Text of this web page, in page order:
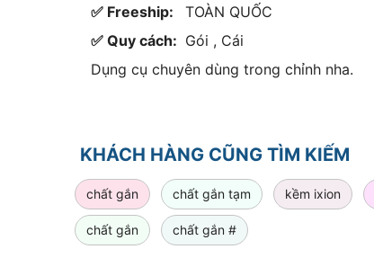
✅ Freeship:
TOÀN QUỐC
✅ Quy cách: Gói , Cái
Dụng cụ chuyên dùng trong chỉnh nha.
KHÁCH HÀNG CŨNG TÌM KIẾM
chất gắn chất gắn tạm kềm ixion
chất gắn chất gắn #